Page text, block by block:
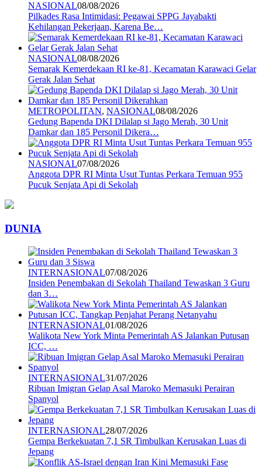
NASIONAL08/08/2026
Pilkades Rasa Intimidasi: Pegawai SPPG Jayabakti
Kehilangan Pekerjaan, Karena Be…
NASIONAL08/08/2026
Semarak Kemerdekaan RI ke-81, Kecamatan Karawaci Gelar
Gerak Jalan Sehat
METROPOLITAN, NASIONAL08/08/2026
Gedung Bapenda DKI Dilalap si Jago Merah, 30 Unit
Damkar dan 185 Personil Dikera…
NASIONAL07/08/2026
Anggota DPR RI Minta Usut Tuntas Perkara Temuan 955
Pucuk Senjata Api di Sekolah
DUNIA
INTERNASIONAL07/08/2026
Insiden Penembakan di Sekolah Thailand Tewaskan 3 Guru
dan 3…
INTERNASIONAL01/08/2026
Walikota New York Minta Pemerintah AS Jalankan Putusan
ICC, …
INTERNASIONAL31/07/2026
Ribuan Imigran Gelap Asal Maroko Memasuki Perairan
Spanyol
INTERNASIONAL28/07/2026
Gempa Berkekuatan 7,1 SR Timbulkan Kerusakan Luas di
Jepang